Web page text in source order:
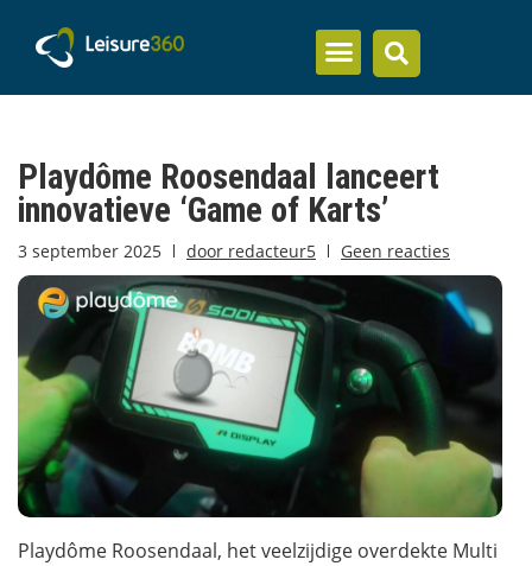
Playdôme Roosendaal lanceert
innovatieve ‘Game of Karts’
3 september 2025 door redacteur5 Geen reacties
Playdôme Roosendaal, het veelzijdige overdekte Multi